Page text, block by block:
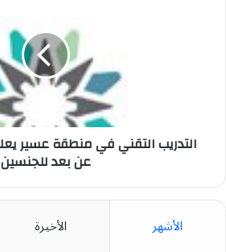
عن بعد للجنسين
الأشهر الأخيرة